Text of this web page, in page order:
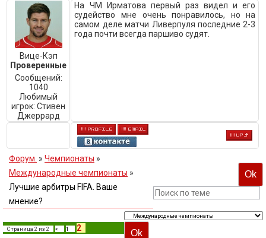
Вице-Кэп
Проверенные
Сообщений:
1040
Любимый
игрок:Стивен
Джеррард
На ЧМ Ирматова первый раз видел и его
судейство мне очень понравилось, но на
самом деле матчи Ливерпуля последние 2-3
года почти всегда паршиво судят.
Форум. » Чемпионаты »
Международные чемпионаты »
Лучшие арбитры FIFA. Ваше
мнение?
Страница 2 из 2 « 1 2